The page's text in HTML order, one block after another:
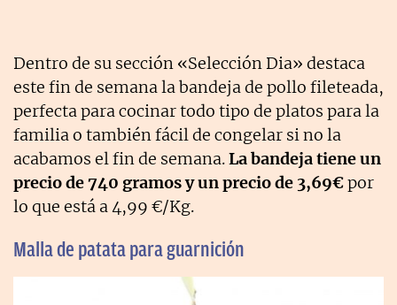
Dentro de su sección «Selección Dia» destaca
este fin de semana la bandeja de pollo fileteada,
perfecta para cocinar todo tipo de platos para la
familia o también fácil de congelar si no la
acabamos el fin de semana.La bandeja tiene un
precio de 740 gramos y un precio de 3,69€por
lo que está a 4,99 €/Kg.
Malla de patata para guarnición